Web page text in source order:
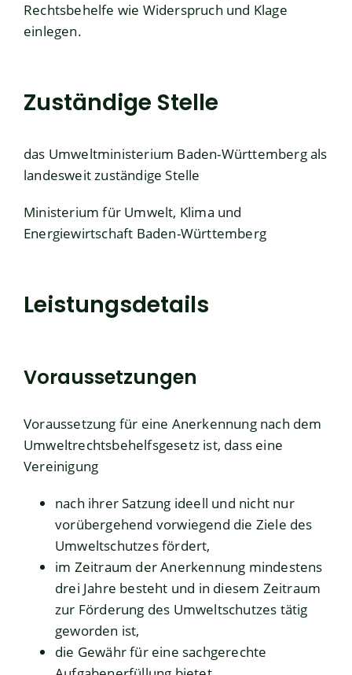
Rechtsbehelfe wie Widerspruch und Klage
einlegen.
Zuständige Stelle
das Umweltministerium Baden-Württemberg als
landesweit zuständige Stelle
Ministerium für Umwelt, Klima und
Energiewirtschaft Baden-Württemberg
Leistungsdetails
Voraussetzungen
Voraussetzung für eine Anerkennung nach dem
Umweltrechtsbehelfsgesetz ist, dass eine
Vereinigung
nach ihrer Satzung ideell und nicht nur
vorübergehend vorwiegend die Ziele des
Umweltschutzes fördert,
im Zeitraum der Anerkennung mindestens
drei Jahre besteht und in diesem Zeitraum
zur Förderung des Umweltschutzes tätig
geworden ist,
die Gewähr für eine sachgerechte